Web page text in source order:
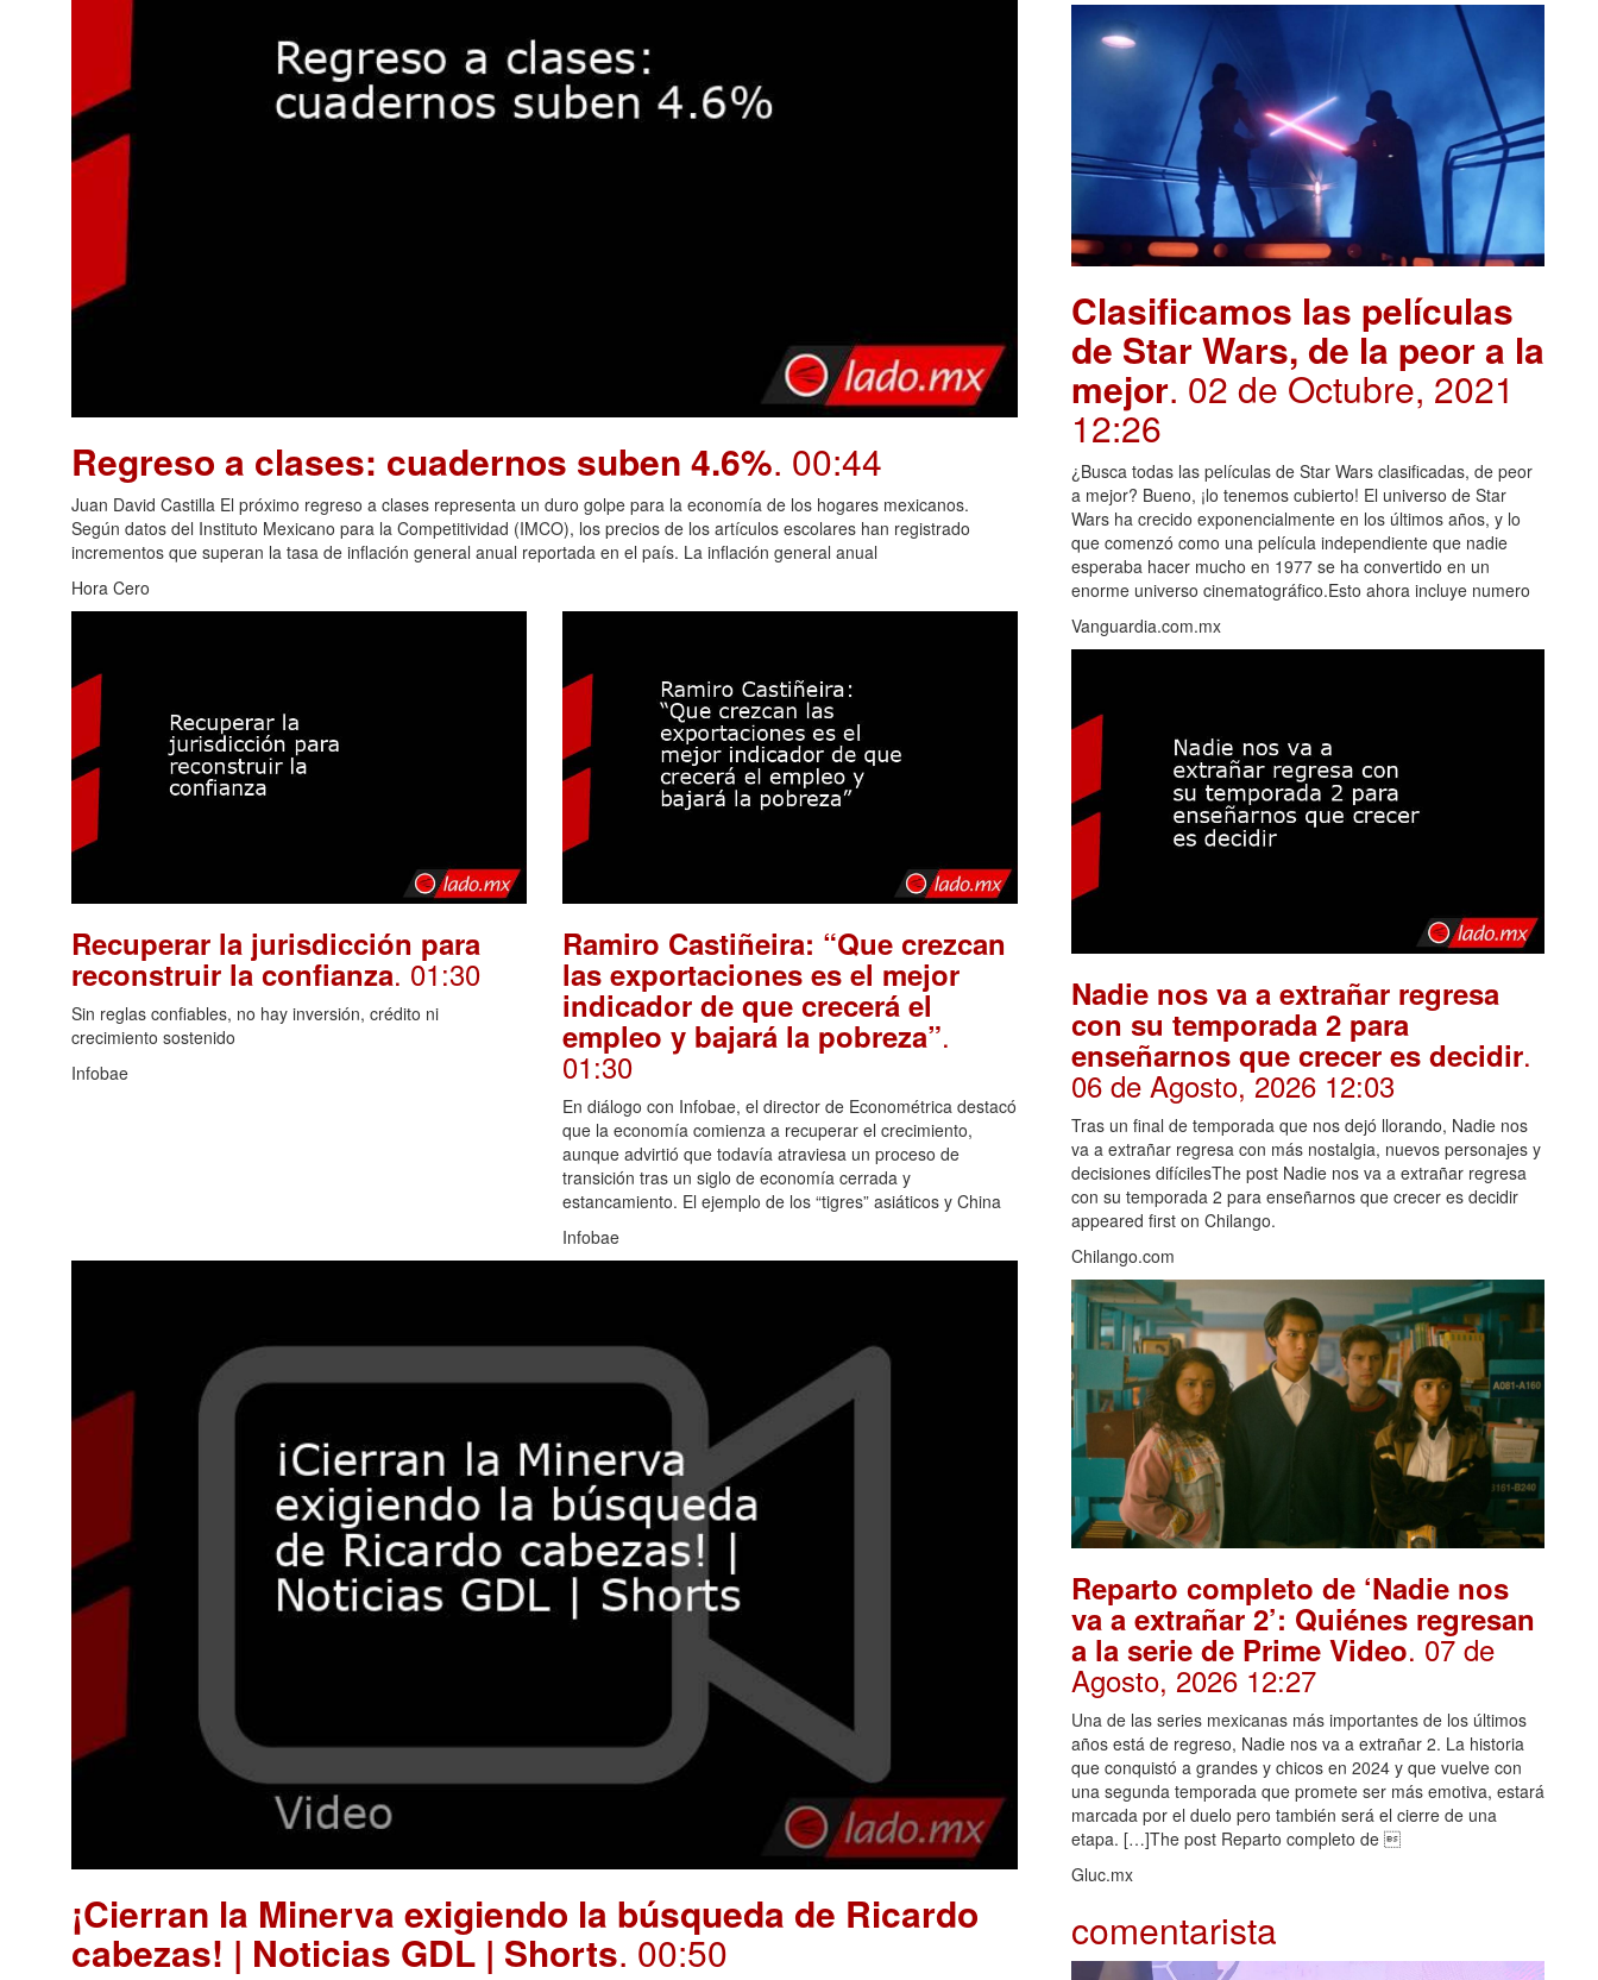
Regreso a clases: cuadernos suben 4.6%. 00:44
Juan David Castilla El próximo regreso a clases representa un duro golpe para la economía de los hogares mexicanos.
Según datos del Instituto Mexicano para la Competitividad (IMCO), los precios de los artículos escolares han registrado
incrementos que superan la tasa de inflación general anual reportada en el país. La inflación general anual
Hora Cero
Recuperar la jurisdicción para
reconstruir la confianza. 01:30
Sin reglas confiables, no hay inversión, crédito ni
crecimiento sostenido
Infobae
Ramiro Castiñeira: “Que crezcan
las exportaciones es el mejor
indicador de que crecerá el
empleo y bajará la pobreza”.
01:30
En diálogo con Infobae, el director de Econométrica destacó
que la economía comienza a recuperar el crecimiento,
aunque advirtió que todavía atraviesa un proceso de
transición tras un siglo de economía cerrada y
estancamiento. El ejemplo de los “tigres” asiáticos y China
Infobae
¡Cierran la Minerva exigiendo la búsqueda de Ricardo
cabezas! | Noticias GDL | Shorts. 00:50
Clasificamos las películas
de Star Wars, de la peor a la
mejor. 02 de Octubre, 2021
12:26
¿Busca todas las películas de Star Wars clasificadas, de peor
a mejor? Bueno, ¡lo tenemos cubierto! El universo de Star
Wars ha crecido exponencialmente en los últimos años, y lo
que comenzó como una película independiente que nadie
esperaba hacer mucho en 1977 se ha convertido en un
enorme universo cinematográfico.Esto ahora incluye numero
Vanguardia.com.mx
Nadie nos va a extrañar regresa
con su temporada 2 para
enseñarnos que crecer es decidir.
06 de Agosto, 2026 12:03
Tras un final de temporada que nos dejó llorando, Nadie nos
va a extrañar regresa con más nostalgia, nuevos personajes y
decisiones difícilesThe post Nadie nos va a extrañar regresa
con su temporada 2 para enseñarnos que crecer es decidir
appeared first on Chilango.
Chilango.com
Reparto completo de ‘Nadie nos
va a extrañar 2’: Quiénes regresan
a la serie de Prime Video. 07 de
Agosto, 2026 12:27
Una de las series mexicanas más importantes de los últimos
años está de regreso, Nadie nos va a extrañar 2. La historia
que conquistó a grandes y chicos en 2024 y que vuelve con
una segunda temporada que promete ser más emotiva, estará
marcada por el duelo pero también será el cierre de una
etapa. […]The post Reparto completo de 
Gluc.mx
comentarista